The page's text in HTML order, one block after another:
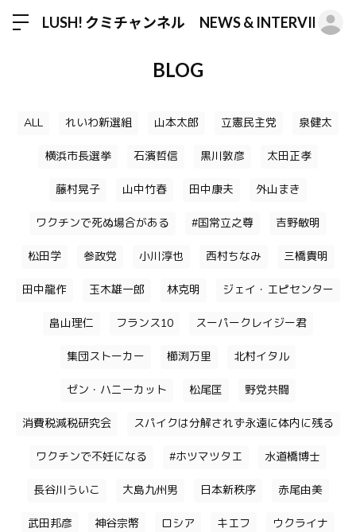
LUSH! クミチャンネル NEWS & INTERVIEW
BLOG
ALL れいわ新選組 山本太郎 立憲民主党 泉健太
横浜市長選挙 石濱哲信 黒川敦彦 太田正孝
藤村晃子 山中竹春 田中康夫 外山まき
ワクチンで死ぬ場合がある #国常立之尊 吉野敏明
松田学 参政党 小川淳也 西村ちなみ 三橋貴明
田中龍作 玉木雄一郎 林克明 ジェイ・エピセンター
畠山理仁 フランス10 スーパークレイジー君
集団ストーカー 櫛渕万里 北村イタル
ゼン・ハニーカット 松尾匡 野党共闘
消費税減税研究会 スパイクは分解されず永遠に体内に残る
ワクチンで不妊になる #ホツマツタエ 水道橋博士
長谷川ういこ 大島九州男 日本新秩序 赤尾由美
武田邦彦 神谷宗幣 ロシア キエフ ウクライナ